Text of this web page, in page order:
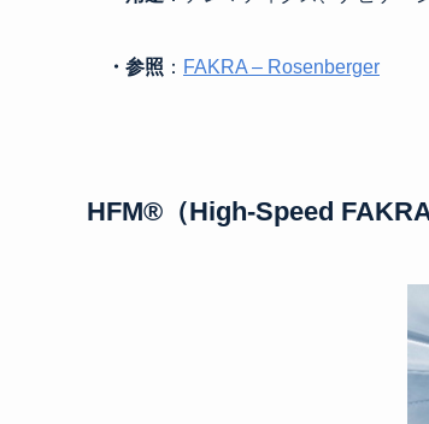
・参照 ： FAKRA – Rosenberger
HFM®（High-Speed